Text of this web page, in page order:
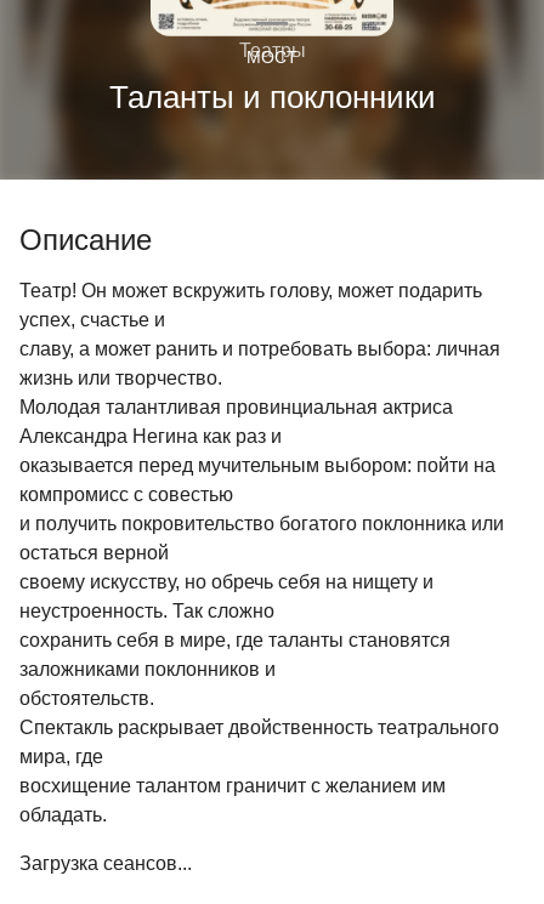
Театры
Таланты и поклонники
—
МОСТ
Описание
Театр! Он может вскружить голову, может подарить
успех, счастье и
славу, а может ранить и потребовать выбора: личная
жизнь или творчество.
Молодая талантливая провинциальная актриса
Александра Негина как раз и
оказывается перед мучительным выбором: пойти на
компромисс с совестью
и получить покровительство богатого поклонника или
остаться верной
своему искусству, но обречь себя на нищету и
неустроенность. Так сложно
сохранить себя в мире, где таланты становятся
заложниками поклонников и
обстоятельств.
Спектакль раскрывает двойственность театрального
мира, где
восхищение талантом граничит с желанием им
обладать.
Загрузка сеансов...